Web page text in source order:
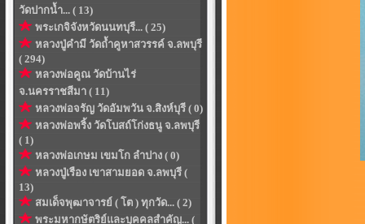
วัดปากน้ำ... ( 13)
พระเกจิจังหวัดนนทบุรี... ( 25)
หลวงปู่คำมี วัดถ้ำคูหาสวรรค์ จ.ลพบุรี
( 294)
หลวงพ่อคูณ วัดบ้านไร่
จ.นครราชสีมา ( 11)
หลวงพ่อจรัญ วัดอัมพวัน จ.สิงห์บุรี ( 0)
หลวงพ่อพริ้ง วัดโบสถ์โก่งธนู จ.ลพบุรี
( 1)
หลวงพ่อเกษม เขมโก ลำปาง ( 0)
หลวงปู่เรือง เขาสามยอด จ.ลพบุรี (
13)
สมเด็จพุฒาจารย์ ( โต ) ทุกวัด... ( 2)
พระมหากษัตริย์และบุคคลสำคัญ... (